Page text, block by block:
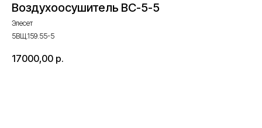
Воздухоосушитель ВС-5-5
Элесет
5ВЩ.159.55-5
17000,00 р.